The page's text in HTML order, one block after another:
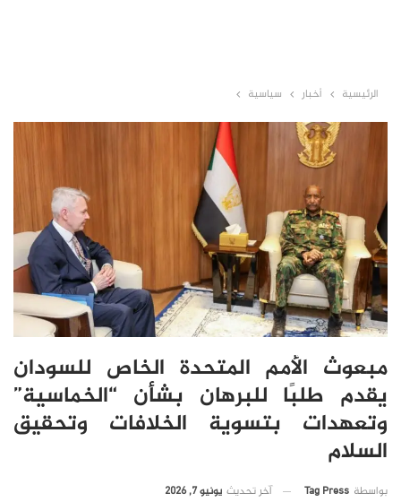
الرئيسية أخبار سياسية
مبعوث الأمم المتحدة الخاص للسودان
يقدم طلبًا للبرهان بشأن “الخماسية”
وتعهدات بتسوية الخلافات وتحقيق
السلام
بواسطة Tag Press آخر تحديث يونيو 7, 2026